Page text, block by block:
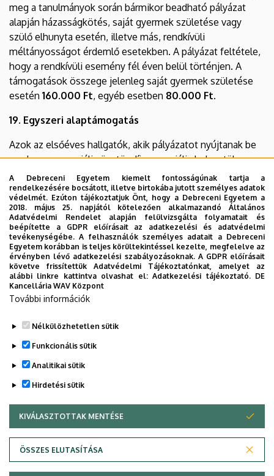
meg a tanulmányok során bármikor beadható pályázat
alapján házasságkötés, saját gyermek születése vagy
szülő elhunyta esetén, illetve más, rendkívüli
méltányosságot érdemlő esetekben. A pályázat feltétele,
hogy a rendkívüli esemény fél éven belül történjen. A
támogatások összege jelenleg saját gyermek születése
esetén 160.000 Ft, egyéb esetben 80.000 Ft.
19. Egyszeri alaptámogatás
Azok az elsőéves hallgatók, akik pályázatot nyújtanak be
rendszeres szociális ösztöndíjra, szociális helyzetük
alapján a rendszeres szociális ösztöndíj fejezetben
felsorolt kiemelt csoportok valamelyikébe tartoznak
(nagycsaládos, hátrányos helyzetű stb.), és elérik a
bírálóbizottság által a rendszeres szociális ösztöndíjra
való jogosultsághoz meghatározott minimális ponthatárt,
tanulmányaik első félévében a kormányrendelet szerint
jogosultak az egyszeri alaptámogatásra, melynek összege
felsőoktatási szakképzés, alapképzés és osztatlan képzés
esetén az éves hallgatói normatíva 50%-a (jelenleg
83.300 Ft), mesterképzés esetén az éves hallgatói
normatíva 75%-a (jelenleg
Legutóbb frissítve: 2025. 09. 19. 09:47
A Debreceni Egyetem kiemelt fontosságúnak tartja a
rendelkezésére bocsátott, illetve birtokába jutott személyes adatok
védelmét. Ezúton tájékoztatjuk Önt, hogy a Debreceni Egyetem a
2018. május 25. napjától kötelezően alkalmazandó Általános
Adatvédelmi Rendelet alapján felülvizsgálta folyamatait és
beépítette a GDPR előírásait az adatkezelési és adatvédelmi
tevékenységébe. A felhasználók személyes adatait a Debreceni
Egyetem korábban is teljes körültekintéssel kezelte, megfelelve az
érvényben lévő adatkezelési szabályozásoknak. A GDPR előírásait
követve frissítettük Adatvédelmi Tájékoztatónkat, amelyet az
alábbi linkre kattintva olvashat el:Adatkezelési tájékoztató. DE
Kancellária WAV Központ
További információk
Nélkülözhetetlen sütik
Funkcionális sütik
Analitikai sütik
Hirdetési sütik
KIVÁLASZTOTTAK MENTÉSE
ÖSSZES ELUTASÍTÁSA
WITHDRAW CONSENT